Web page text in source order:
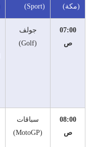
(مكة) (Sport)
07:00
ص
جولف
(Golf)
08:00
ص
سباقات
(MotoGP)